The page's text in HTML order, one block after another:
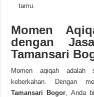
tamu.
Momen
dengan
Tamansari
Momen aqiqah adalah
keberkahan. Dengan
Tamansari Bogor, Anda